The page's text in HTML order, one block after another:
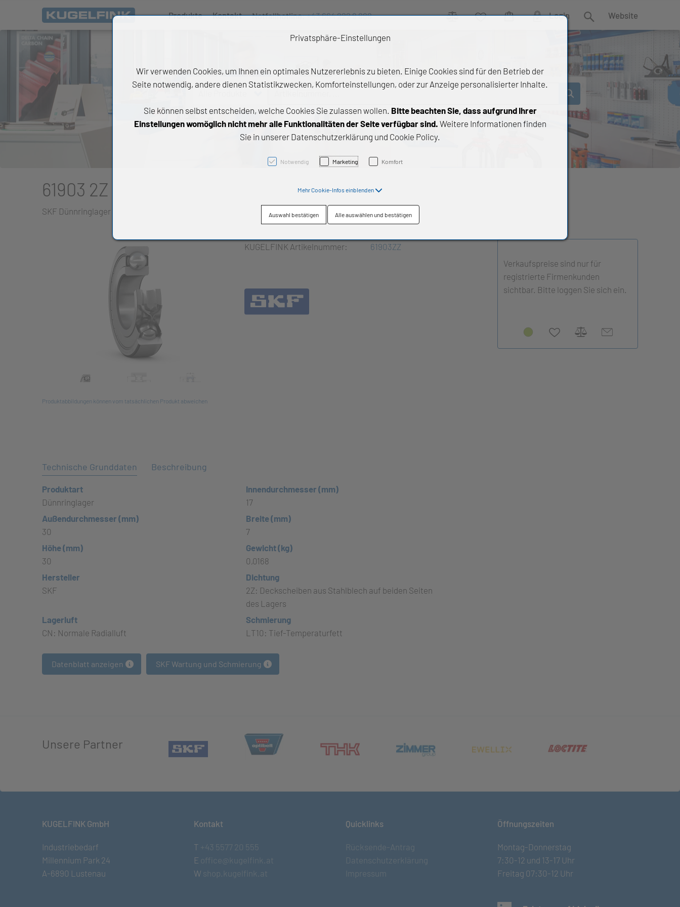
Produkte Kontakt Notfallhotline:+43 664 222 9 888 VergleichWunschlisteWarenkorb Login Suche Website
Alle Produkte
Wälz- und Gleitlager
Antriebstechnik
Chemische Produkte
Alle Produkte
61903 2Z
SKF Dünnringlager
Produktabbildungen können vom tatsächlichen Produkt abweichen
KUGELFINK Artikelnummer:
61903ZZ
Verkaufspreise sind nur für
registrierte Firmenkunden
sichtbar. Bitte loggen Sie sich ein.
Technische Grunddaten Beschreibung
Produktart
Dünnringlager
Innendurchmesser (mm)
17
Außendurchmesser (mm)
30
Breite (mm)
7
Höhe (mm)
30
Gewicht (kg)
0,0168
Hersteller
SKF
Dichtung
2Z: Deckscheiben aus Stahlblech auf beiden Seiten
des Lagers
Lagerluft
CN: Normale Radialluft
Schmierung
LT10: Tief-Temperaturfett
Datenblatt anzeigen SKF Wartung und Schmierung
Unsere Partner (öffnet in neuem Tab)
(öffnet in neuem Tab)(öffnet in neuem Tab)(öffnet in neuem Tab)(öffnet in neuem Tab)
KUGELFINK GmbH
Industriebedarf
Millennium Park 24
A-6890 Lustenau
Kontakt
T +43 5577 20 555
E office@kugelfink.at
W shop.kugelfink.at
Quicklinks
Rücksende-Antrag
Datenschutzerklärung
Impressum
Öffnungszeiten
Montag-Donnerstag
7:30-12 und 13-17 Uhr
Freitag 07:30-12 Uhr
Privatsphäre-Einstellungen
Wir verwenden Cookies, um Ihnen ein optimales Nutzererlebnis zu bieten. Einige Cookies sind für den Betrieb der
Seite notwendig, andere dienen Statistikzwecken, Komforteinstellungen, oder zur Anzeige personalisierter Inhalte.
Sie können selbst entscheiden, welche Cookies Sie zulassen wollen. Bitte beachten Sie, dass aufgrund Ihrer
Einstellungen womöglich nicht mehr alle Funktionalitäten der Seite verfügbar sind. Weitere Informationen finden
Sie in unserer Datenschutzerklärung und Cookie Policy.
Notwendig Marketing Komfort
Mehr Cookie-Infos einblenden
Auswahl bestätigen Alle auswählen und bestätigen